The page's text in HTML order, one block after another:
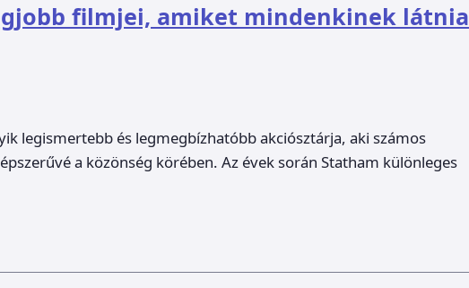
filmjei, amiket mindenkinek látnia
legismertebb és legmegbízhatóbb akciósztárja, aki számos
a közönség körében. Az évek során Statham különleges